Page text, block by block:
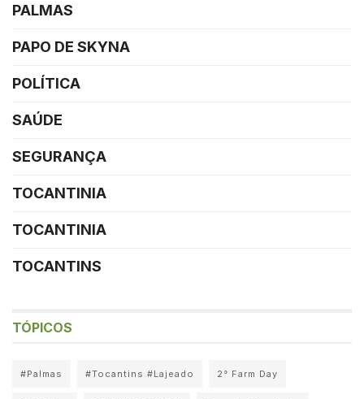
PALMAS
PAPO DE SKYNA
POLÍTICA
SAÚDE
SEGURANÇA
TOCANTINIA
TOCANTINIA
TOCANTINS
TÓPICOS
#Palmas #Tocantins #Lajeado 2° Farm Day